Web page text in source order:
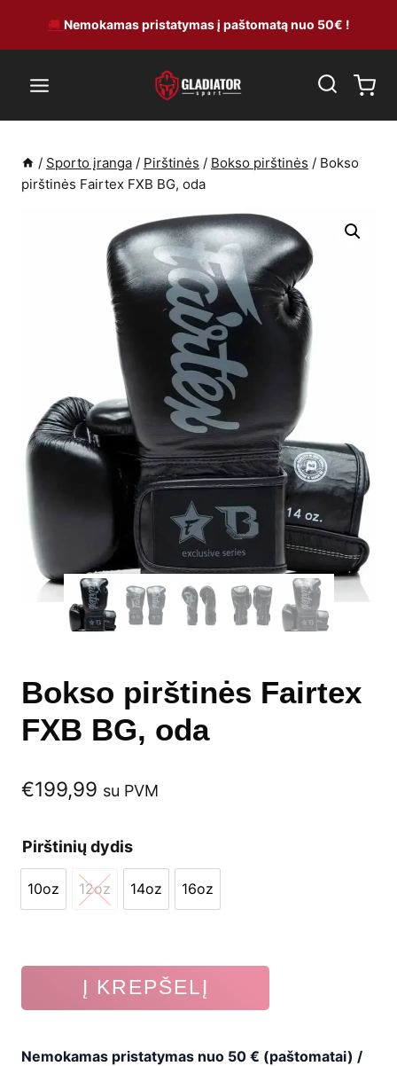
to
content
🚚 Nemokamas pristatymas į paštomatą nuo 50€ !
/ Sporto įranga / Pirštinės / Bokso pirštinės / Bokso
pirštinės Fairtex FXB BG, oda
Bokso pirštinės Fairtex
FXB BG, oda
€199,99 su PVM
Pirštinių dydis
10oz
10oz
12oz
12oz
14oz
14oz
16oz
16oz
produkto
kiekis:
Į KREPŠELĮ
Nemokamas pristatymas nuo 50 € (paštomatai) /